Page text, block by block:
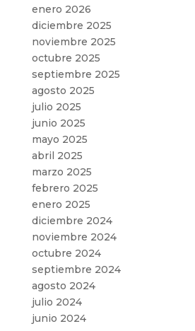
enero 2026
diciembre 2025
noviembre 2025
octubre 2025
septiembre 2025
agosto 2025
julio 2025
junio 2025
mayo 2025
abril 2025
marzo 2025
febrero 2025
enero 2025
diciembre 2024
noviembre 2024
octubre 2024
septiembre 2024
agosto 2024
julio 2024
junio 2024